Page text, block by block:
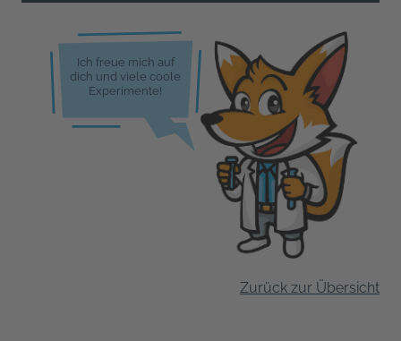
Ich freue mich auf
dich und viele coole
Experimente!
Zurück zur Übersicht